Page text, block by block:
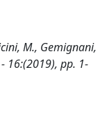
M., Gemignani,
- 16:(2019), pp. 1-